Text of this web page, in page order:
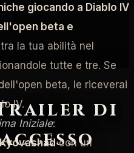
di
giocando a Diablo IV
beta e
la tua abilità nel
tutte e tre. Se
beta, le riceverai
IV.
Iniziale:
con un